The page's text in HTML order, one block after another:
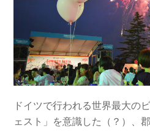
ドイツで行われる世界最大の
ェスト」を意識した（？）、